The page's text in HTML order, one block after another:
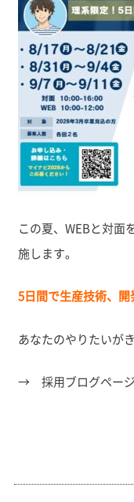
この夏、WEBと対面
施します。
5日間で生産技術、
あなたのやりたいが
→ 採用ブログペー